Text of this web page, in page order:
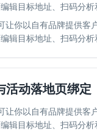
辑目标地址、扫码分析
让你以自有品牌提供客
辑目标地址、扫码分析
活动落地页绑定
让你以自有品牌提供客
辑目标地址、扫码分析